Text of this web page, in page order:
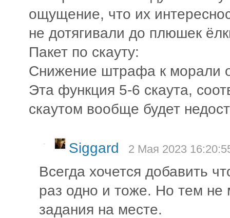
ощущение, что их
не дотягивали до плюшек
Пакет по скауту:
Снижение штрафа к морали
Эта функция 5-6 скаута,
скаутом вообще будет
- Siggard 2 Мая 2023
Всегда хочется добавить
раз одно и тоже. Но тем не
задания на месте.